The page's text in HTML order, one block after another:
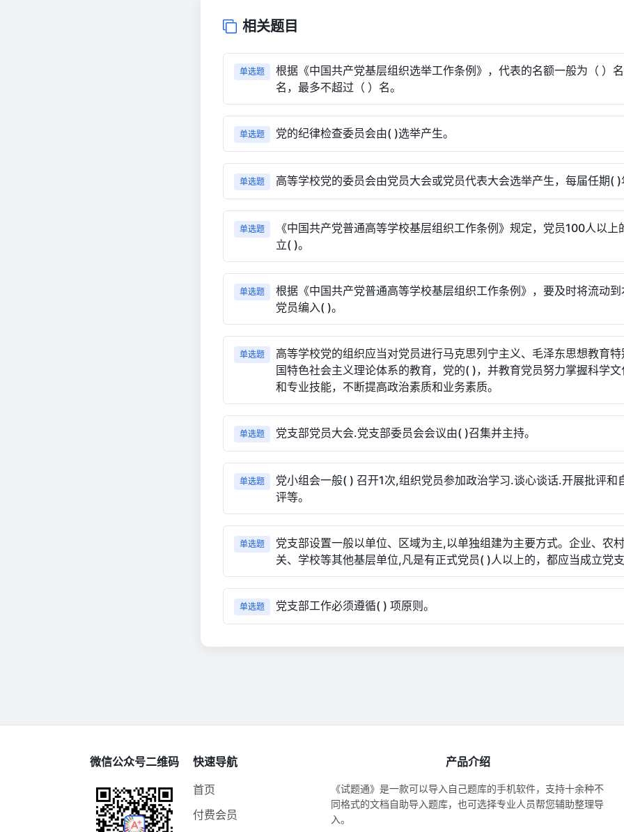
相关题目
单选题
根据《中国共产党基层组织选举工作条例》，代表的名额一般为（ ）
名，最多不超过（ ）名。
单选题 党的纪律检查委员会由( )选举产生。
单选题 高等学校党的委员会由党员大会或党员代表大会选举产生，每届任期( )
单选题
《中国共产党普通高等学校基层组织工作条例》规定，党员100人以上
立( )。
单选题
根据《中国共产党普通高等学校基层组织工作条例》，要及时将流动
党员编入( )。
单选题
高等学校党的组织应当对党员进行马克思列宁主义、毛泽东思想教育
国特色社会主义理论体系的教育，党的( )，并教育党员努力掌握科学
和专业技能，不断提高政治素质和业务素质。
单选题 党支部党员大会.党支部委员会会议由( )召集并主持。
单选题
党小组会一般( ) 召开1次,组织党员参加政治学习.谈心谈话.开展批评和
评等。
单选题
党支部设置一般以单位、区域为主,以单独组建为主要方式。企业、农
关、学校等其他基层单位,凡是有正式党员( )人以上的，都应当成立党
单选题 党支部工作必须遵循( ) 项原则。
微信公众号二维码
快速导航
首页
付费会员
产品介绍
《试题通》是一款可以导入自己题库的手机软件，支持十余种不
同格式的文档自助导入题库，也可选择专业人员帮您辅助整理导
入。